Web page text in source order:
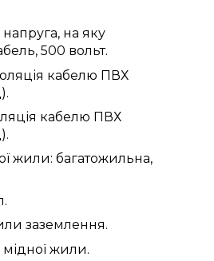
на яку
500 вольт.
кабелю ПВХ
кабелю ПВХ
жили: багатожильна,
заземлення.
жили.